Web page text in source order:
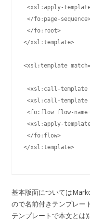
<xsl:apply-
</fo:page-
</fo:root>
</xsl:template>
<xsl:template
<xsl:call-template
<xsl:call-template
<fo:flow flow-
<xsl:apply-
</fo:flow>
基本版面については
ので名前付きテンプレー
テンプレートで本文とは